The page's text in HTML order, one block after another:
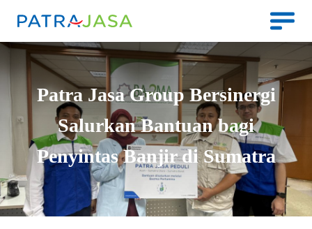
Patra Jasa Group Bersinergi
Salurkan Bantuan bagi
Penyintas Banjir di Sumatra